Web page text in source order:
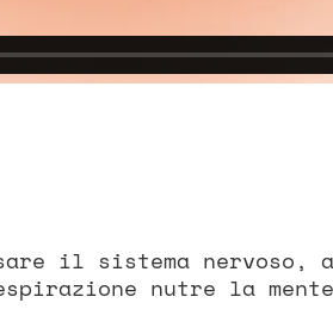
il sistema nervoso,
nutre la